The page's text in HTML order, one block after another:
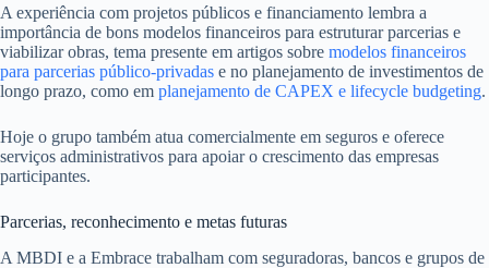
A experiência com projetos públicos e financiamento lembra a
importância de bons modelos financeiros para estruturar parcerias e
viabilizar obras, tema presente em artigos sobre modelos financeiros
para parcerias público‑privadas e no planejamento de investimentos de
longo prazo, como em planejamento de CAPEX e lifecycle budgeting.
Hoje o grupo também atua comercialmente em seguros e oferece
serviços administrativos para apoiar o crescimento das empresas
participantes.
Parcerias, reconhecimento e metas futuras
A MBDI e a Embrace trabalham com seguradoras, bancos e grupos de